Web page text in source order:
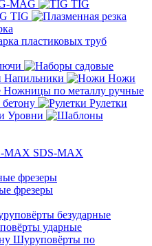
MAG
TIG
TIG
пластиковых труб
Напильники
Ножи
Ножницы по металлу ручные
Рулетки
Уровни
SDS-MAX
фрезеры
фрезеры
безударные
ударные
Шуруповёрты по